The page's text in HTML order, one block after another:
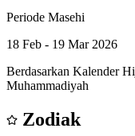
Periode Masehi
18 Feb - 19 Mar 2026
Berdasarkan Kalender
Muhammadiyah
Zodiak